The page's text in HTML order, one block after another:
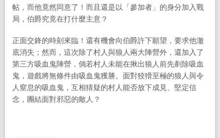
帖，而他竟然同意了！而且還是以「參加者」的身分加入戰
局，伯爵究竟在打什麼主意？
正面交鋒的時刻來臨！還有機會向伯爵許下願望，要求他澈
底消失；然而，這次除了村人與狼人兩大陣營外，還加入了
第三方吸血鬼陣營，倘若村人未能在揪出狼人前先剷除吸血
鬼，遊戲將無條件由吸血鬼獲勝。面對狡猾至極的狼人與令
人窒息的吸血鬼，互相猜疑的村人能否放下成見、堅定信
念，團結面對邪惡的敵人？